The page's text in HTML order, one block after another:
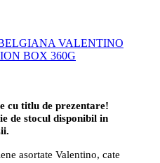
VALENTINO
BOX 360G
cu titlu de prezentare!
de stocul disponibil in
asortate Valentino, cate